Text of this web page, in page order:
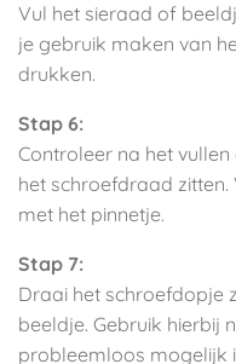
Vul het sieraad of
je gebruik maken van
drukken.
Stap 6:
Controleer na het
het schroefdraad
met het pinnetje.
Stap 7:
Draai het schroefdopje
beeldje. Gebruik hierbij
probleemloos mogelijk